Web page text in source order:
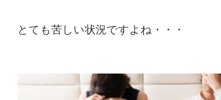
とても苦しい状況ですよね・・・